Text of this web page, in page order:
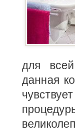
для
данная